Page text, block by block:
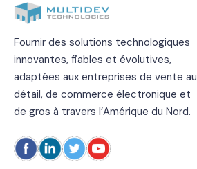
Fournir des solutions technologiques
innovantes, fiables et évolutives,
adaptées aux entreprises de vente au
détail, de commerce électronique et
de gros à travers l’Amérique du Nord.